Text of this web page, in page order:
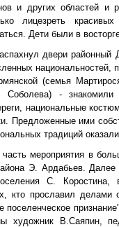
и других областей и
лицезреть
Дети были в
двери
(семья
Соболева) - знакомили
национальные
Предложенные ими
традиций
мероприятия в
Э. Ардабьев.
С.
кто прославил
поселенческое
художник В.Саяпин,